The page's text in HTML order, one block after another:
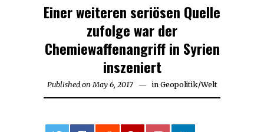
Einer weiteren seriösen Quelle
zufolge war der
Chemiewaffenangriff in Syrien
inszeniert
Published on May 6, 2017 in Geopolitik/Welt